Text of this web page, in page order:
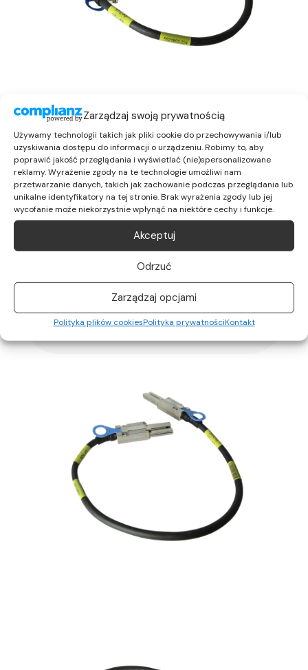
Zarządzaj swoją prywatnością
Używamy technologii takich jak pliki cookie do przechowywania i/lub
uzyskiwania dostępu do informacji o urządzeniu. Robimy to, aby
poprawić jakość przeglądania i wyświetlać (nie)spersonalizowane
reklamy. Wyrażenie zgody na te technologie umożliwi nam
przetwarzanie danych, takich jak zachowanie podczas przeglądania lub
unikalne identyfikatory na tej stronie. Brak wyrażenia zgody lub jej
wycofanie może niekorzystnie wpłynąć na niektóre cechy i funkcje.
Akceptuj
Odrzuć
Zarządzaj opcjami
Polityka plików cookiesPolityka prywatnościKontakt
Specyfikacja:
Hitachi